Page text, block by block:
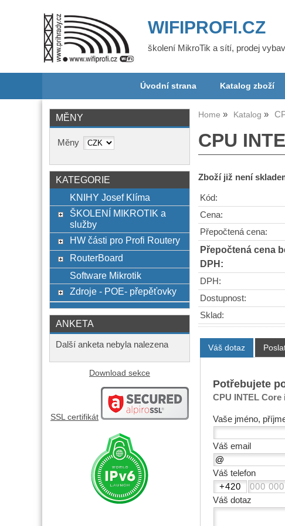
WIFIPROFI.CZ
školení MikroTik a sítí, prodej
Úvodní strana Katalog zboží
Home Katalog
CPU
Zboží již není
Kód:
Cena:
Přepočtená cena:
Přepočtená cena
DPH:
DPH:
Dostupnost:
Sklad:
Váš dotaz
Potřebujete
CPU INTEL Core
Vaše jméno,
Váš email
Váš telefon
Váš dotaz
MĚNY
Měny
KATEGORIE
KNIHY Josef Klíma
ŠKOLENÍ MIKROTIK a
služby
HW části pro Profi Routery
RouterBoard
Software Mikrotik
Zdroje - POE- přepěťovky
ANKETA
Další anketa nebyla nalezena
Download sekce
SSL certifikát